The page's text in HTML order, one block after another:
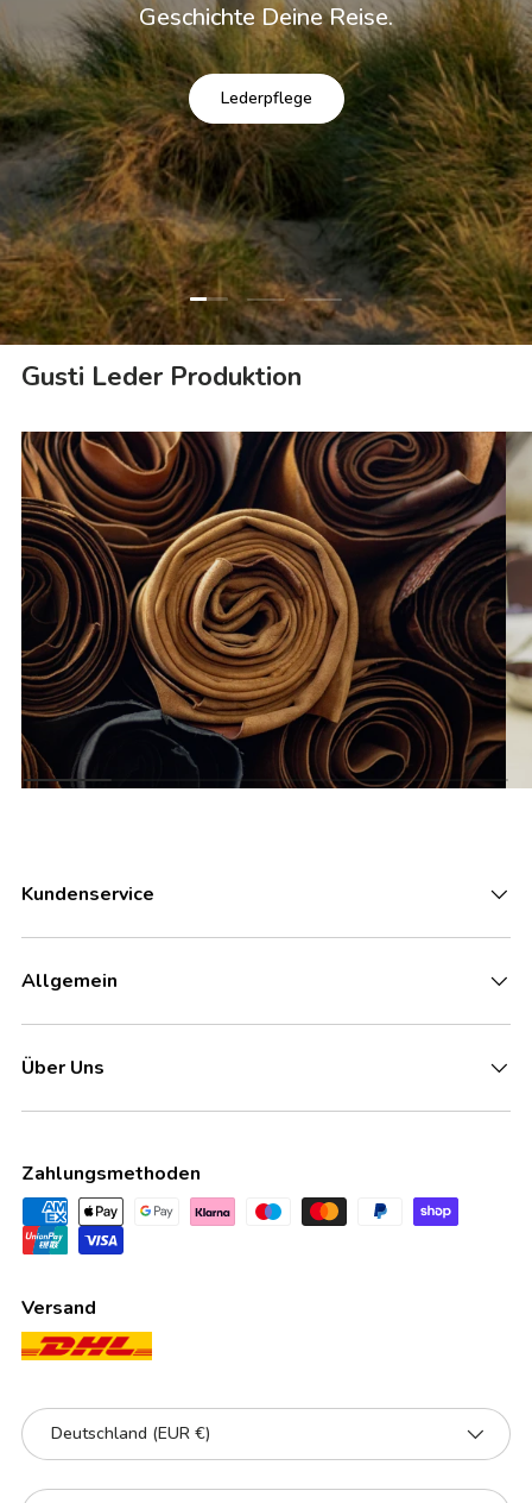
Geschichte Deine Reise.
Lederpflege
Folie laden 1 von 3
Folie laden 2 von 3
Folie laden 3 von 3
Gusti Leder Produktion
Kundenservice
Allgemein
Über Uns
Zahlungsmethoden
Versand
Land/Region
Deutschland (EUR €)